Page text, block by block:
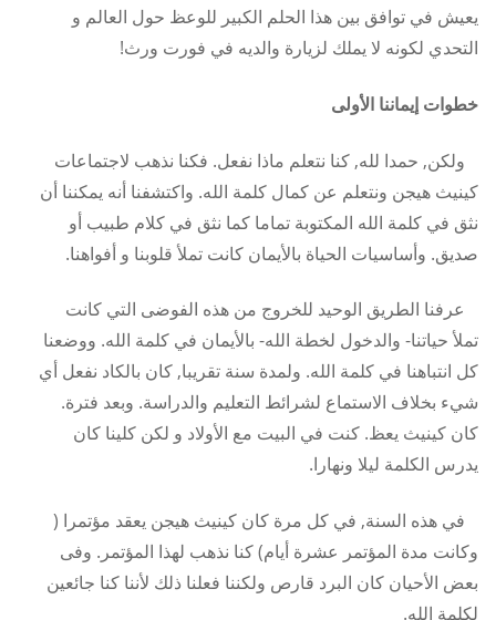
يعيش في توافق بين هذا الحلم الكبير للوعظ حول العالم و
التحدي لكونه لا يملك لزيارة والديه في فورت ورث!
خطوات إيماننا الأولى
ولكن, حمدا لله, كنا نتعلم ماذا نفعل. فكنا نذهب لاجتماعات
كينيث هيجن ونتعلم عن كمال كلمة الله. واكتشفنا أنه يمكننا أن
نثق في كلمة الله المكتوبة تماما كما نثق في كلام طبيب أو
صديق. وأساسيات الحياة بالأيمان كانت تملأ قلوبنا و أفواهنا.
عرفنا الطريق الوحيد للخروج من هذه الفوضى التي كانت
تملأ حياتنا- والدخول لخطة الله- بالأيمان في كلمة الله. ووضعنا
كل انتباهنا في كلمة الله. ولمدة سنة تقريبا, كان بالكاد نفعل أي
شيء بخلاف الاستماع لشرائط التعليم والدراسة. وبعد فترة.
كان كينيث يعظ. كنت في البيت مع الأولاد و لكن كلينا كان
يدرس الكلمة ليلا ونهارا.
في هذه السنة, في كل مرة كان كينيث هيجن يعقد مؤتمرا (
وكانت مدة المؤتمر عشرة أيام) كنا نذهب لهذا المؤتمر. وفى
بعض الأحيان كان البرد قارص ولكننا فعلنا ذلك لأننا كنا جائعين
لكلمة الله.